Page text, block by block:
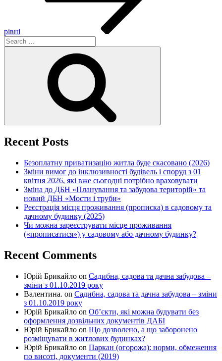
рівні
Search
for:
Recent Posts
Безоплатну приватизацію житла буде скасовано (2026)
Зміни вимог до інклюзивності будівель і споруд з 01
квітня 2026, які вже сьогодні потрібно враховувати
Зміна до ДБН «Планування та забудова територій» та
новий ДБН «Мости і труби»
Реєстрація місця проживання (прописка) в садовому та
дачному будинку (2025)
Чи можна зареєструвати місце проживання
(«прописатися») у садовому або дачному будинку?
Recent Comments
Юрій Брикайло on Садибна, садова та дачна забудова –
зміни з 01.10.2019 року
Валентина. on Садибна, садова та дачна забудова – зміни
з 01.10.2019 року
Юрій Брикайло on Об’єкти, які можна будувати без
оформлення дозвільних документів ДАБІ
Юрій Брикайло on Що дозволено, а що заборонено
розміщувати в житлових будинках?
Юрій Брикайло on Паркан (огорожа): норми, обмеження
по висоті, документи (2019)